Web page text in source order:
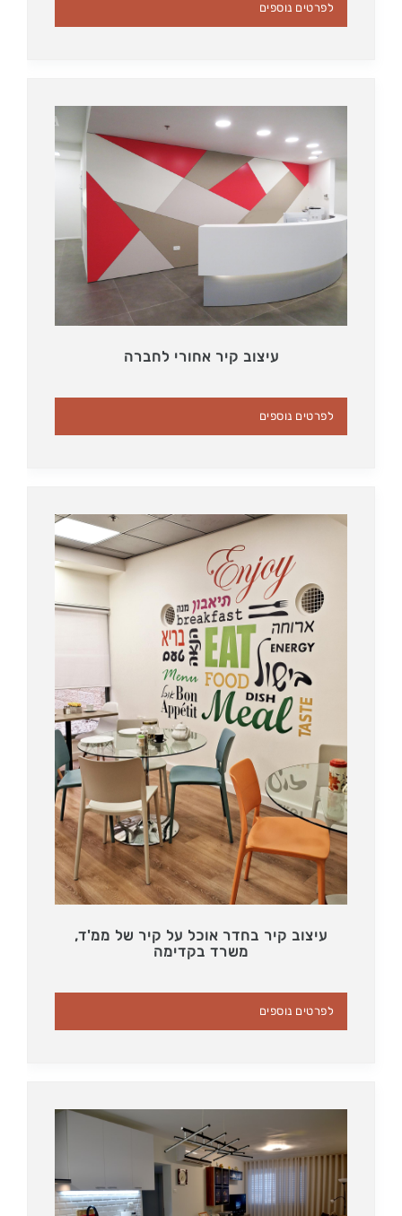
לפרטים נוספים
עיצוב קיר אחורי לחברה
לפרטים נוספים
עיצוב קיר בחדר אוכל על קיר של ממ'ד,
משרד בקדימה
לפרטים נוספים